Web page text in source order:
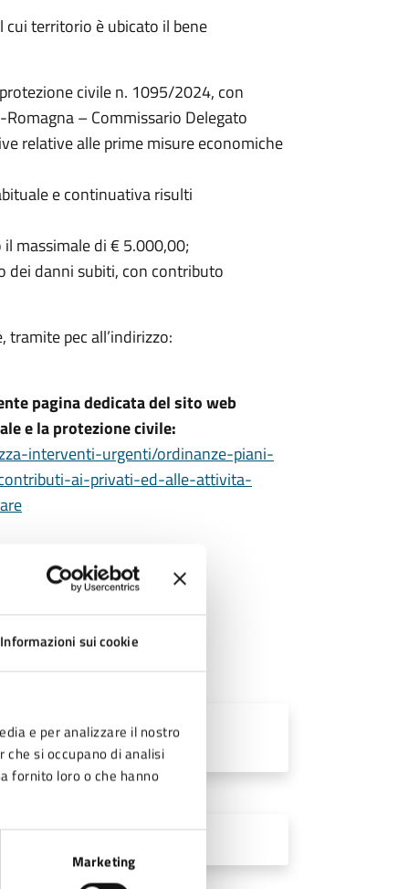
Informazioni sui cookie
e per analizzare il nostro
si occupano di analisi
fornito loro o che hanno
Marketing
territorio è ubicato il bene
civile n. 1095/2024, con
– Commissario Delegato
relative alle prime misure economiche
e continuativa risulti
massimale di € 5.000,00;
dei danni subiti, con contributo
pec all’indirizzo:
pagina dedicata del sito web
e la protezione civile:
interventi-urgenti/ordinanze-piani-
ai-privati-ed-alle-attivita-